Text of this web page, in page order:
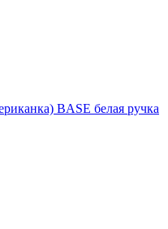
BASE белая ручка